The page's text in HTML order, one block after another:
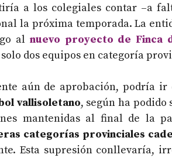
a los colegiales contar –a
la próxima temporada. La
al nuevo proyecto de Finca
dos equipos en categoría
aún de aprobación, podría ir
vallisoletano, según ha
mantenidas al final de la
categorías provinciales
Esta supresión conllevaría,